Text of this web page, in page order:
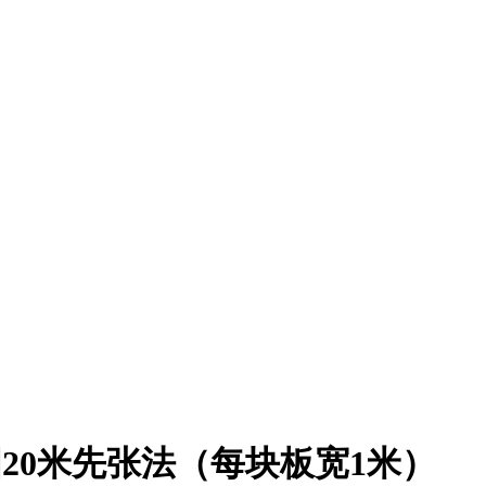
米先张法（每块板宽1米）